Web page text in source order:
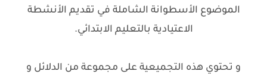
الموضوع الأسطوانة الشاملة في تقديم الأنشطة
الاعتيادية بالتعليم الابتدائي.
و تحتوي هذه التجميعية على مجموعة من الدلائل و